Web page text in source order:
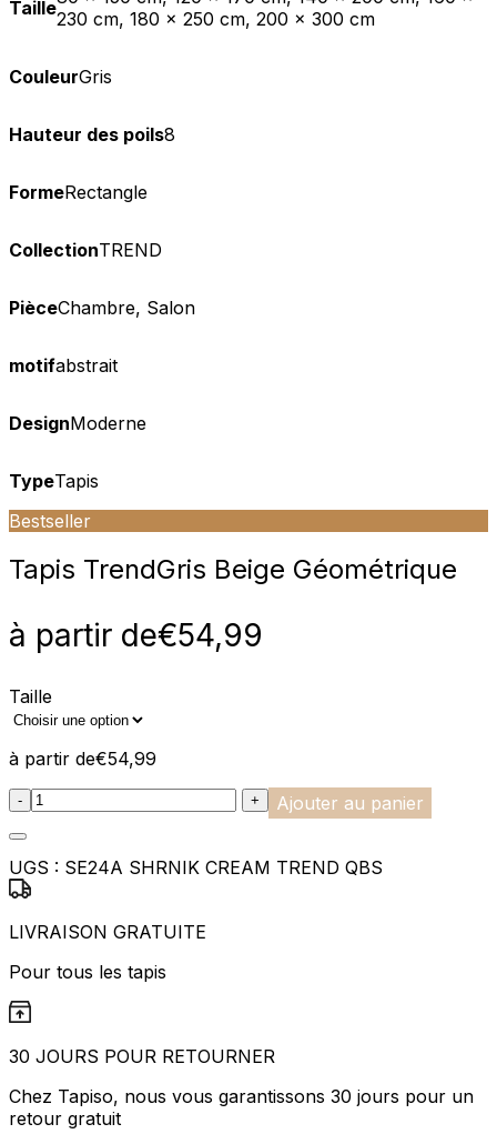
Taille230 cm, 180 x 250 cm, 200 x 300 cm
CouleurGris
Hauteur des poils8
FormeRectangle
CollectionTREND
PièceChambre, Salon
motifabstrait
DesignModerne
TypeTapis
Bestseller
Tapis TrendGris Beige Géométrique
à partir de€54,99
Taille
à partir de€54,99
:product_name quantity
- + Ajouter au panier
UGS : SE24A SHRNIK CREAM TREND QBS
LIVRAISON GRATUITE
Pour tous les tapis
30 JOURS POUR RETOURNER
Chez Tapiso, nous vous garantissons 30 jours pour un
retour gratuit